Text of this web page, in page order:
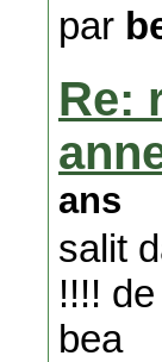
par
Re:
ans
salit
!!!!
bea